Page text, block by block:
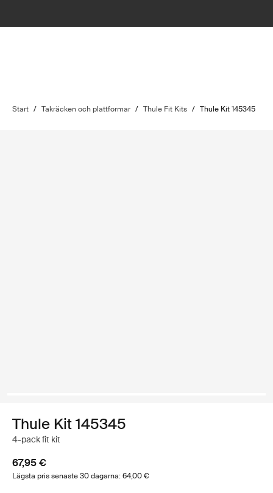
Start / Takräcken och plattformar / Thule Fit Kits / Thule Kit 145345
Thule Kit 145345
4-pack fit kit
67,95 €
Lägsta pris senaste 30 dagarna: 64,00 €